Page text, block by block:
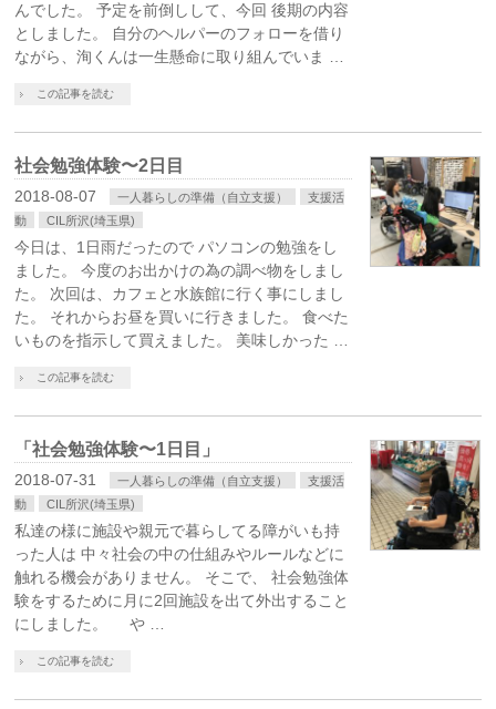
んでした。 予定を前倒しして、今回 後期の内容
としました。 自分のヘルパーのフォローを借り
ながら、洵くんは一生懸命に取り組んでいま …
この記事を読む
社会勉強体験〜2日目
2018-08-07 一人暮らしの準備（自立支援）
支援活
動
CIL所沢(埼玉県)
今日は、1日雨だったので パソコンの勉強をし
ました。 今度のお出かけの為の調べ物をしまし
た。 次回は、カフェと水族館に行く事にしまし
た。 それからお昼を買いに行きました。 食べた
いものを指示して買えました。 美味しかった …
この記事を読む
「社会勉強体験〜1日目」
2018-07-31 一人暮らしの準備（自立支援）
支援活
動
CIL所沢(埼玉県)
私達の様に施設や親元で暮らしてる障がいも持
った人は 中々社会の中の仕組みやルールなどに
触れる機会がありません。 そこで、 社会勉強体
験をするために月に2回施設を出て外出すること
にしました。 や …
この記事を読む